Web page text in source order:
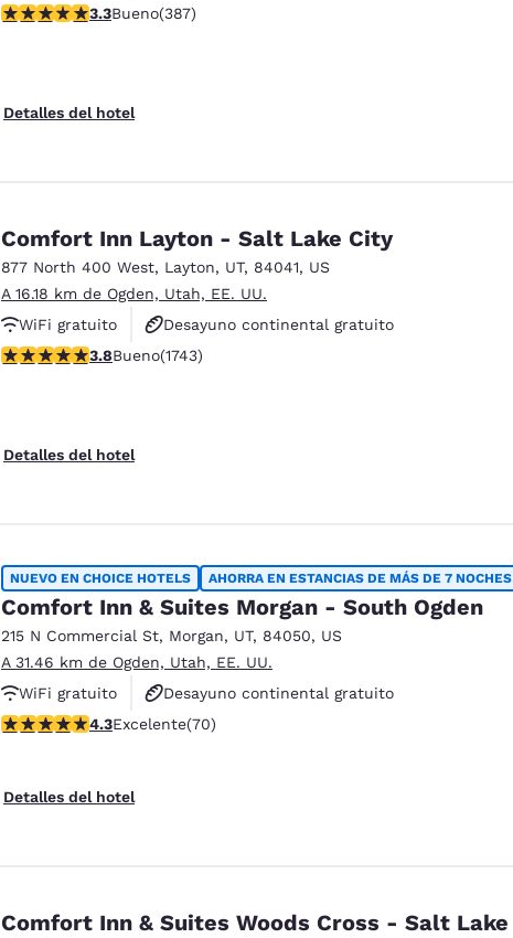
Se aceptan mascotas
calificación de 3.25 estrellas. Bueno. 387 reseñas
3.3Bueno(387)
Detalles del hotel
Comfort Inn Layton - Salt Lake City
877 North 400 West, Layton, UT, 84041, US
A 16.18 km de Ogden, Utah, EE. UU.
WiFi gratuito
Desayuno continental gratuito
Desayuno caliente gratis
calificación de 3.84 estrellas. Bueno. 1743 reseñas
3.8Bueno(1743)
Detalles del hotel
NUEVO EN CHOICE HOTELS AHORRA EN ESTANCIAS DE MÁS DE 7 NOCHES
Comfort Inn & Suites Morgan - South Ogden
215 N Commercial St, Morgan, UT, 84050, US
A 31.46 km de Ogden, Utah, EE. UU.
WiFi gratuito
Desayuno continental gratuito
Desayuno caliente gratis
calificación de 4.34 estrellas. Excelente. 70 reseñas
4.3Excelente(70)
Detalles del hotel
Comfort Inn & Suites Woods Cross - Salt Lake